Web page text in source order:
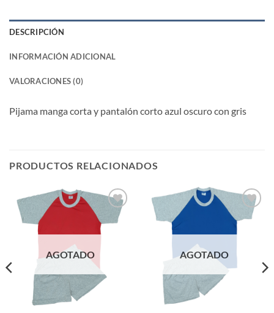
DESCRIPCIÓN
INFORMACIÓN ADICIONAL
VALORACIONES (0)
Pijama manga corta y pantalón corto azul oscuro con gris
PRODUCTOS RELACIONADOS
Añadir
a mi
AGOTADO
Añadir
lista de
AGOTADO